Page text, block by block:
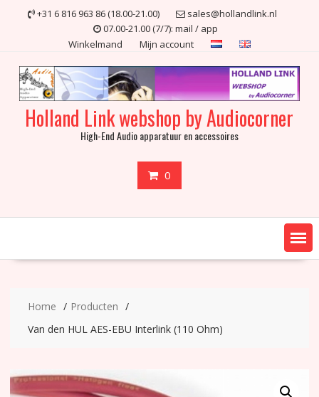
+31 6 816 963 86 (18.00-21.00)
sales@hollandlink.nl
07.00-21.00 (7/7): mail / app
Winkelmand
Mijn account
Holland Link webshop by Audiocorner
High-End Audio apparatuur en accessoires
0
Home
Producten
Van den HUL AES-EBU Interlink (110 Ohm)